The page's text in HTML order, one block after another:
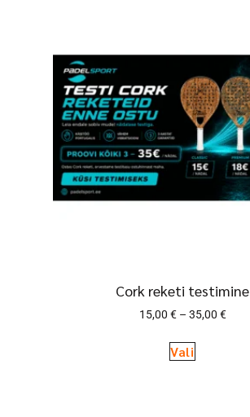
Cork reketi testimine
15,00 € – 35,00 €
Vali